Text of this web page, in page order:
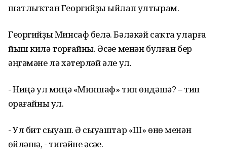
шатлыҡтан Георгийҙы һыйлап ултырам.
Георгийҙы Минсаф белә. Бәләкәй саҡта уларға
йыш килә торғайны. Әсәһе менән булған бер
әңгәмәне лә хәтерләй әле ул.
- Ниңә ул миңә «Миншаф» тип өндәшә? – тип
һорағайны ул.
- Ул бит сыуаш. Ә сыуаштар «Ш» өнө менән
һөйләшә, - тигәйне әсәһе.